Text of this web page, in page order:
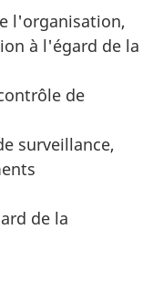
l'organisation,
à l'égard de la
de
surveillance,
de la